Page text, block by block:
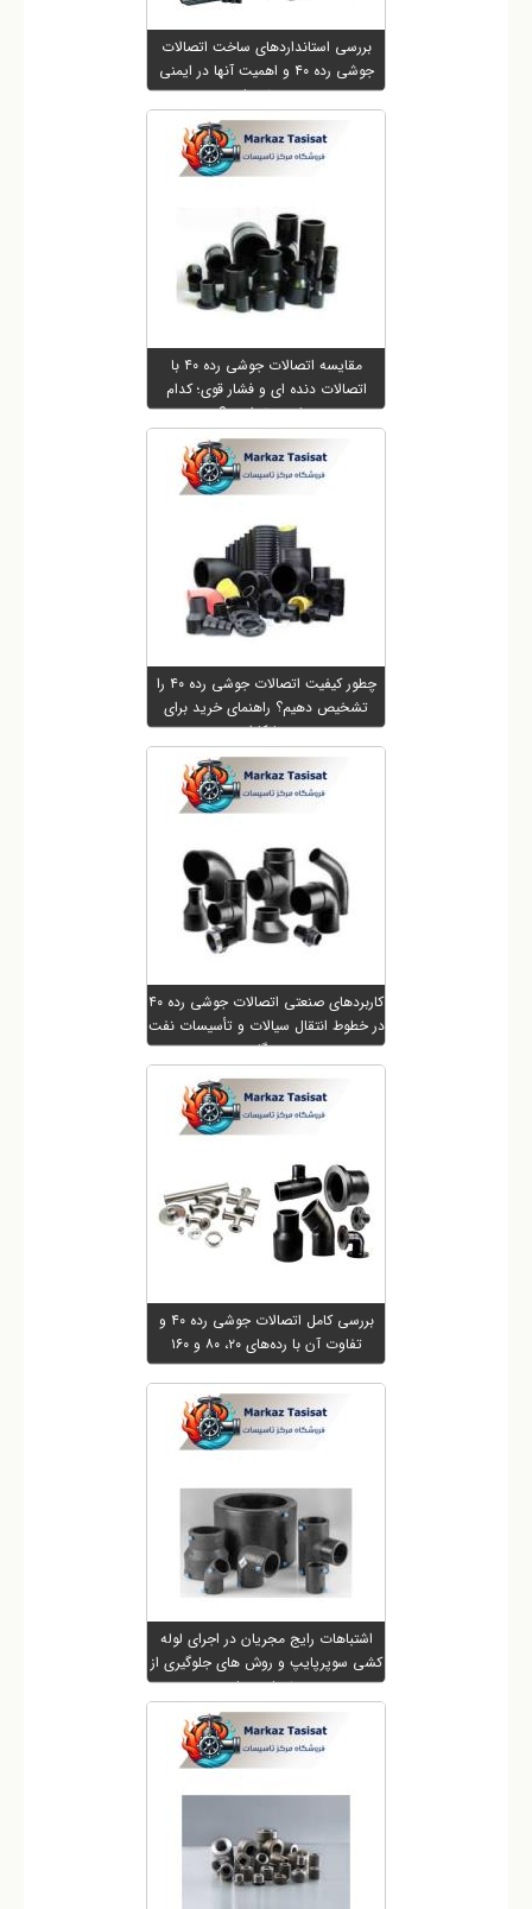
بررسی استانداردهای ساخت اتصالات
جوشی رده ۴۰ و اهمیت آنها در ایمنی
پروژه ها
مقایسه اتصالات جوشی رده ۴۰ با
اتصالات دنده ای و فشار قوی؛ کدام
مناسب تر است؟
چطور کیفیت اتصالات جوشی رده ۴۰ را
تشخیص دهیم؟ راهنمای خرید برای
پیمانکاران
کاربردهای صنعتی اتصالات جوشی رده ۴۰
در خطوط انتقال سیالات و تأسیسات نفت
و گاز
بررسی کامل اتصالات جوشی رده ۴۰ و
تفاوت آن با رده‌های ۲۰، ۸۰ و ۱۶۰
اشتباهات رایج مجریان در اجرای لوله
کشی سوپرپایپ و روش های جلوگیری از
خسارت ها